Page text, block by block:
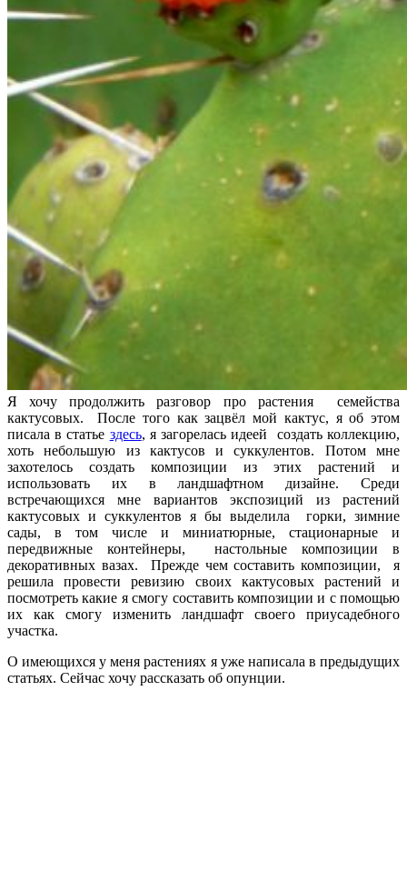
Я хочу продолжить разговор про растения семейства
кактусовых. После того как зацвёл мой кактус, я об этом
писала в статье здесь, я загорелась идеей создать коллекцию,
хоть небольшую из кактусов и суккулентов. Потом мне
захотелось создать композиции из этих растений и
использовать их в ландшафтном дизайне. Среди
встречающихся мне вариантов экспозиций из растений
кактусовых и суккулентов я бы выделила горки, зимние
сады, в том числе и миниатюрные, стационарные и
передвижные контейнеры, настольные композиции в
декоративных вазах. Прежде чем составить композиции, я
решила провести ревизию своих кактусовых растений и
посмотреть какие я смогу составить композиции и с помощью
их как смогу изменить ландшафт своего приусадебного
участка.
О имеющихся у меня растениях я уже написала в предыдущих
статьях. Сейчас хочу рассказать об опунции.